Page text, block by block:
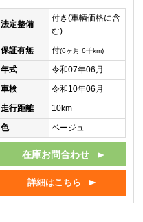
法定整備
付き(車輌価格に含
む)
保証有無
付(6ヶ月 6千km)
年式
令和07年06月
車検
令和10年06月
走行距離
10km
色
ベージュ
在庫お問合わせ
詳細はこちら